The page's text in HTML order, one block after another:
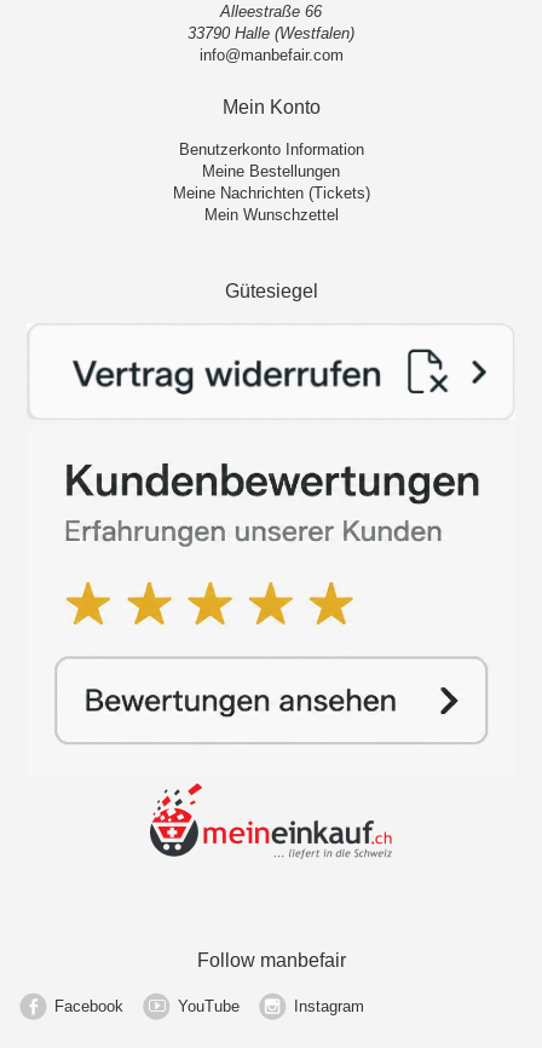
Alleestraße 66
33790 Halle (Westfalen)
info@manbefair.com
Mein Konto
Benutzerkonto Information
Meine Bestellungen
Meine Nachrichten (Tickets)
Mein Wunschzettel
Gütesiegel
Follow manbefair
Facebook YouTube Instagram